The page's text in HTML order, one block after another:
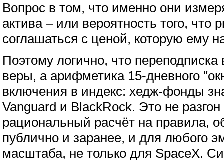
Вопрос в том, что именно они
актива – или вероятность того, что
соглашаться с ценой, которую ему
Поэтому логично, что переподписка
веры, а арифметика 15-дневного
включения в индекс: хедж-фонды
Vanguard и BlackRock. Это не разгон
рациональный расчёт на правила,
публично и заранее, и для любого
масштаба, не только для SpaceX.